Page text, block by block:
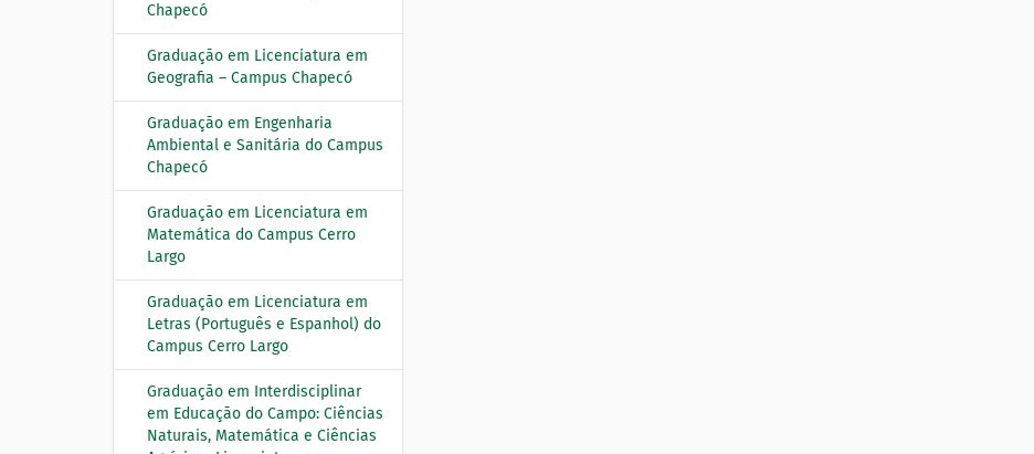
Chapecó
Graduação em Licenciatura em
Geografia – Campus Chapecó
Graduação em Engenharia
Ambiental e Sanitária do Campus
Chapecó
Graduação em Licenciatura em
Matemática do Campus Cerro
Largo
Graduação em Licenciatura em
Letras (Português e Espanhol) do
Campus Cerro Largo
Graduação em Interdisciplinar
em Educação do Campo: Ciências
Naturais, Matemática e Ciências